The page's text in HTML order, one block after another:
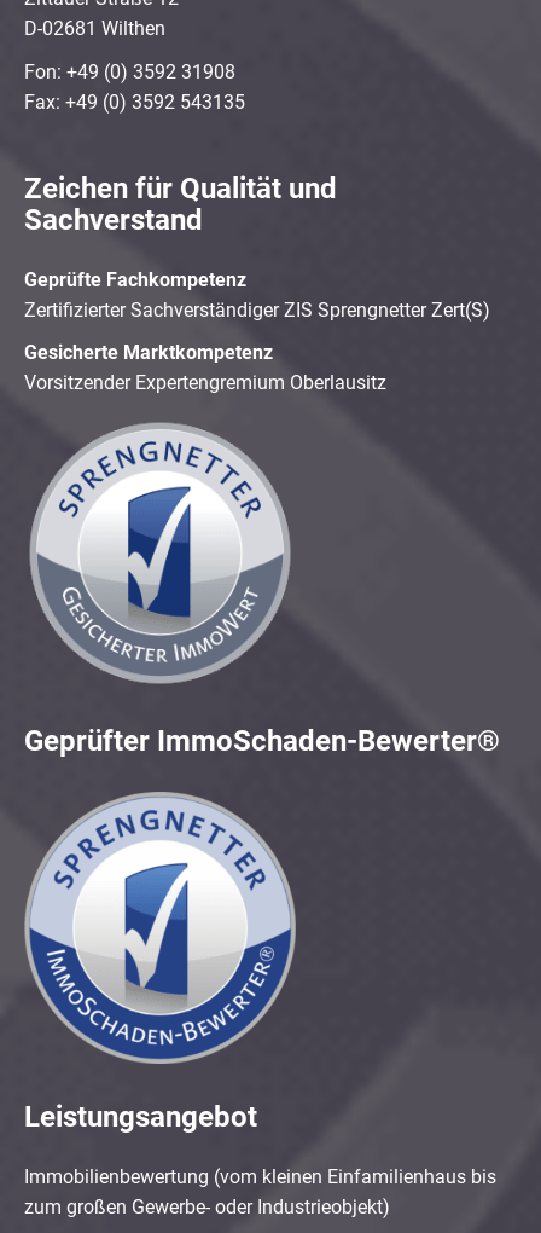
D-02681 Wilthen
Fon: +49 (0) 3592 31908
Fax: +49 (0) 3592 543135
Zeichen für Qualität und
Sachverstand
Geprüfte Fachkompetenz
Zertifizierter Sachverständiger ZIS Sprengnetter Zert(S)
Gesicherte Marktkompetenz
Vorsitzender Expertengremium Oberlausitz
Geprüfter ImmoSchaden-Bewerter®
Leistungsangebot
Immobilienbewertung (vom kleinen Einfamilienhaus bis
zum großen Gewerbe- oder Industrieobjekt)